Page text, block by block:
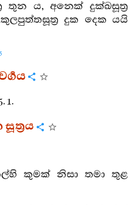
තුන ය, අනෙක් දුක්ඛසූත්‍ර
දුක දෙක යයි
1.
කුමක් නිසා තමා තුළ